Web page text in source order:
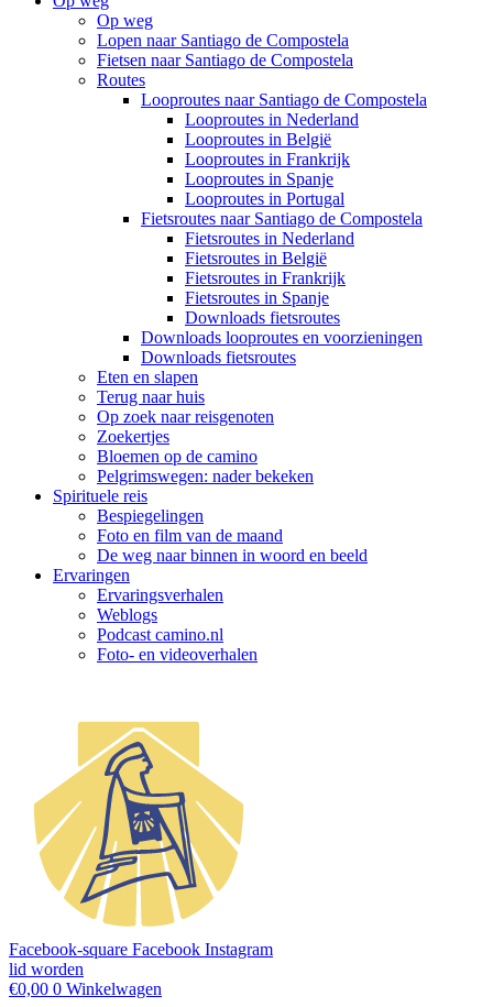
Op weg
Lopen naar Santiago de Compostela
Fietsen naar Santiago de Compostela
Routes
Looproutes naar Santiago de Compostela
Looproutes in Nederland
Looproutes in België
Looproutes in Frankrijk
Looproutes in Spanje
Looproutes in Portugal
Fietsroutes naar Santiago de Compostela
Fietsroutes in Nederland
Fietsroutes in België
Fietsroutes in Frankrijk
Fietsroutes in Spanje
Downloads fietsroutes
Downloads looproutes en voorzieningen
Downloads fietsroutes
Eten en slapen
Terug naar huis
Op zoek naar reisgenoten
Zoekertjes
Bloemen op de camino
Pelgrimswegen: nader bekeken
Spirituele reis
Bespiegelingen
Foto en film van de maand
De weg naar binnen in woord en beeld
Ervaringen
Ervaringsverhalen
Weblogs
Podcast camino.nl
Foto- en videoverhalen
Facebook-square Facebook Instagram
lid worden
€0,00 0 Winkelwagen